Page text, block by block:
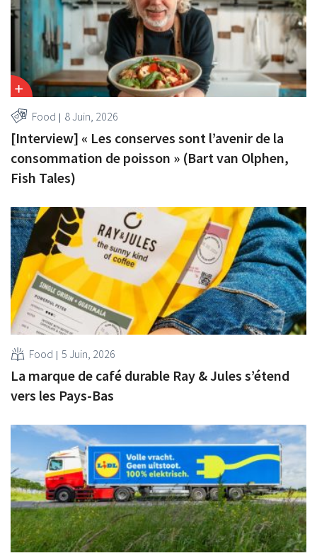
Food 8 Juin, 2026
[Interview] « Les conserves sont l’avenir de la
consommation de poisson » (Bart van Olphen,
Fish Tales)
Food 5 Juin, 2026
La marque de café durable Ray & Jules s’étend
vers les Pays-Bas